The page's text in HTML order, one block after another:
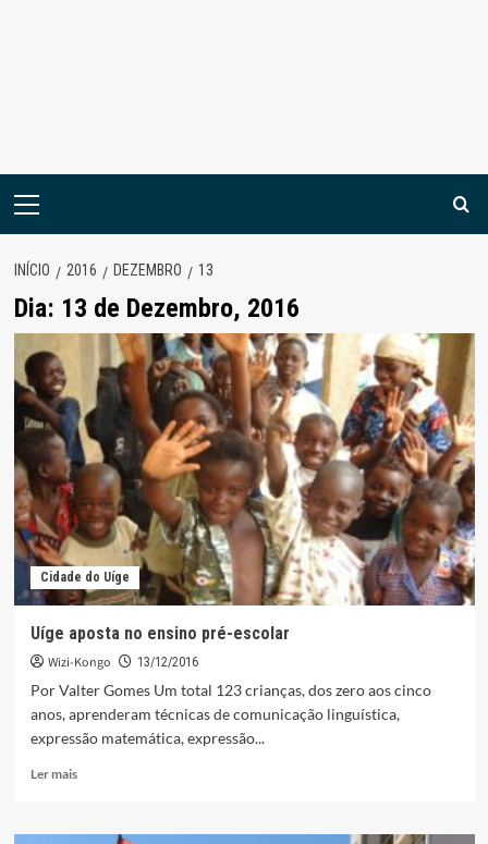
Menu
INÍCIO 2016 DEZEMBRO 13
Dia: 13 de Dezembro, 2016
Cidade do Uíge
Uíge aposta no ensino pré-escolar
Wizi-Kongo 13/12/2016
Por Valter Gomes Um total 123 crianças, dos zero aos cinco
anos, aprenderam técnicas de comunicação linguística,
expressão matemática, expressão...
Ler maisLeia
Uíge